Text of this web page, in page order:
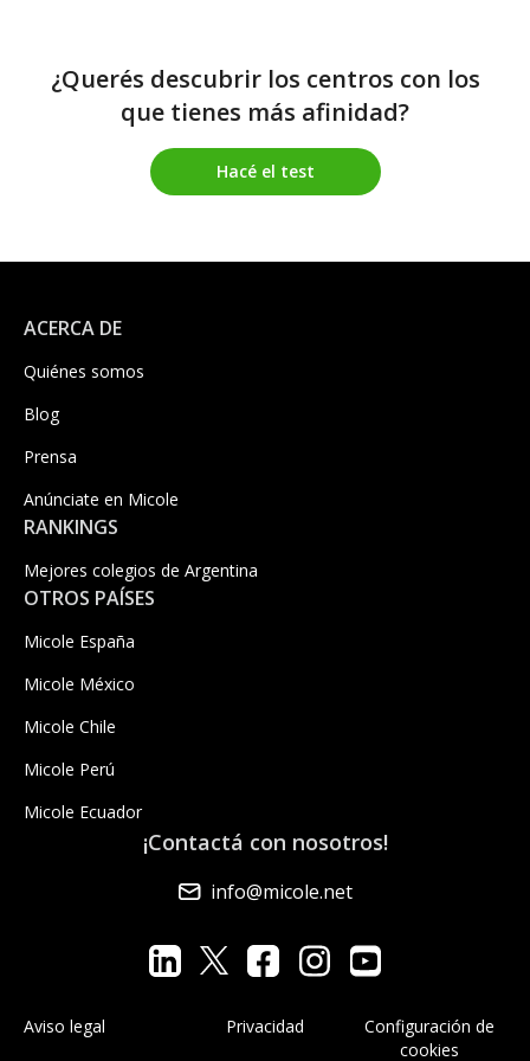
¿Querés descubrir los centros con los
que tienes más afinidad?
Hacé el test
ACERCA DE
Quiénes somos
Blog
Prensa
Anúnciate en Micole
RANKINGS
Mejores colegios de Argentina
OTROS PAÍSES
Micole España
Micole México
Micole Chile
Micole Perú
Micole Ecuador
¡Contactá con nosotros!
info@micole.net
Aviso legal Privacidad
Configuración de
cookies